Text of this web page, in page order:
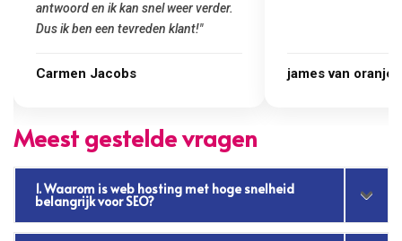
antwoord en ik kan snel weer verder.
Dus ik ben een tevreden klant!"
Carmen Jacobs james van oranje
Meest gestelde vragen
1. Waarom is web hosting met hoge snelheid
belangrijk voor SEO?